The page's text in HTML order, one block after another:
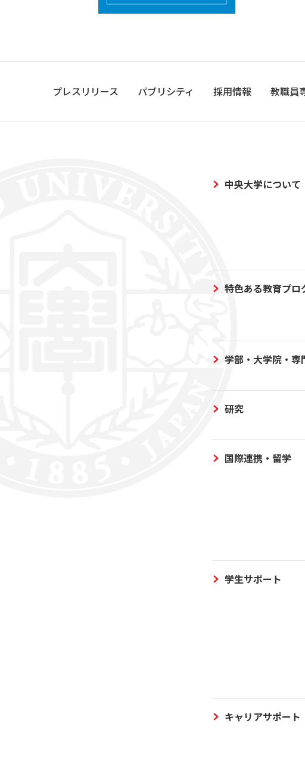
プレスリリース パブリシティ 採用情報 教職員
中央大学について
特色ある教育プロ
学部・大学院・専
研究
国際連携・留学
学生サポート
キャリアサポート